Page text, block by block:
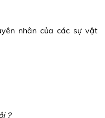
nhân của các sự vật
？